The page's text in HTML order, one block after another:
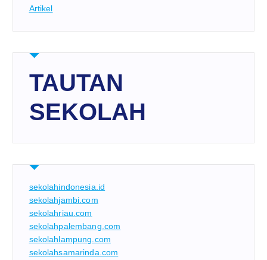
Artikel
TAUTAN
SEKOLAH
sekolahindonesia.id
sekolahjambi.com
sekolahriau.com
sekolahpalembang.com
sekolahlampung.com
sekolahsamarinda.com